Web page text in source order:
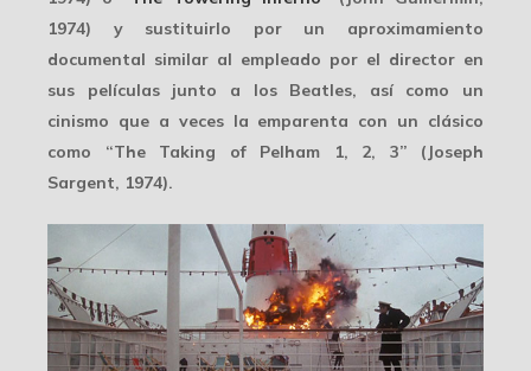
1974) y sustituirlo por un aproximamiento
documental similar al empleado por el director en
sus películas junto a los Beatles, así como un
cinismo que a veces la emparenta con un clásico
como “The Taking of Pelham 1, 2, 3” (Joseph
Sargent, 1974).